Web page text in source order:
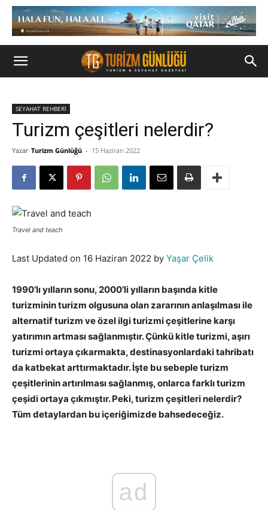
SEYAHAT REHBERİ
Turizm çeşitleri nelerdir?
Yazar Turizm Günlüğü - 15 Haziran 2022
Travel and teach
Last Updated on 16 Haziran 2022 by Yaşar Çelik
1990’lı yılların sonu, 2000’li yılların başında kitle
turizminin turizm olgusuna olan zararının anlaşılması ile
alternatif turizm ve özel ilgi turizmi çeşitlerine karşı
yatırımın artması sağlanmıştır. Çünkü kitle turizmi, aşırı
turizmi ortaya çıkarmakta, destinasyonlardaki tahribatı
da katbekat arttırmaktadır. İşte bu sebeple turizm
çeşitlerinin artırılması sağlanmış, onlarca farklı turizm
çeşidi ortaya çıkmıştır. Peki, turizm çeşitleri nelerdir?
Tüm detaylardan bu içeriğimizde bahsedeceğiz.
ad